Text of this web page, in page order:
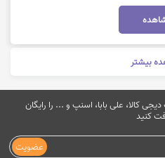
بیشتر
کالا، علی بابا، اسنپ و ... را رایگان
کنید
عضویت